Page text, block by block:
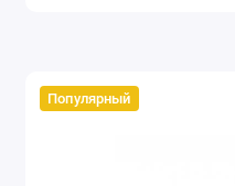
Популярный